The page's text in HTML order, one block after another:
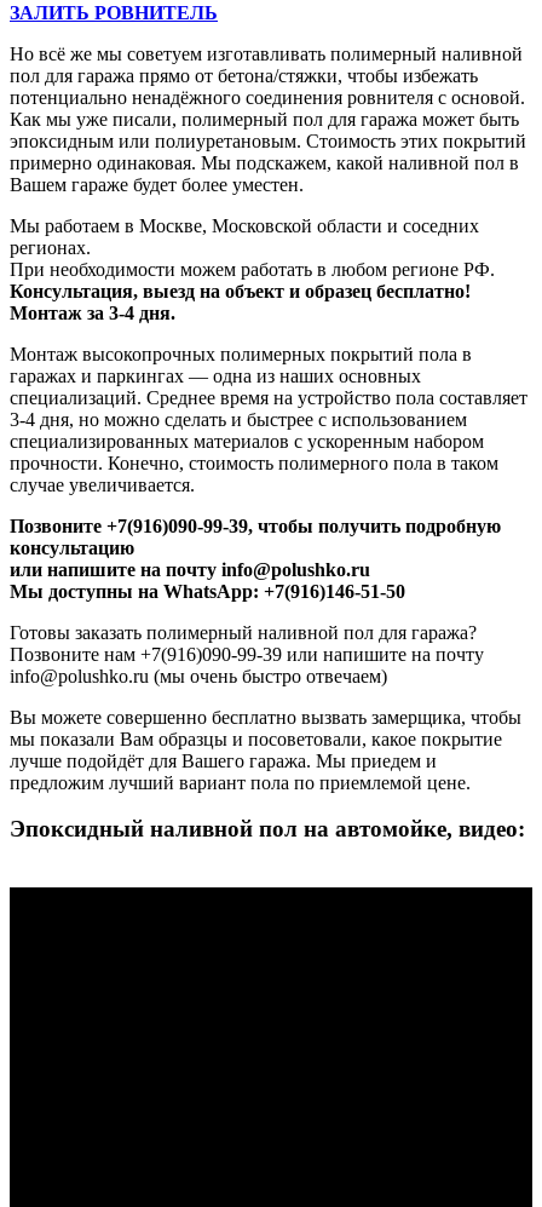
ЗАЛИТЬ РОВНИТЕЛЬ
Но всё же мы советуем изготавливать полимерный наливной
пол для гаража прямо от бетона/стяжки, чтобы избежать
потенциально ненадёжного соединения ровнителя с основой.
Как мы уже писали, полимерный пол для гаража может быть
эпоксидным или полиуретановым. Стоимость этих покрытий
примерно одинаковая. Мы подскажем, какой наливной пол в
Вашем гараже будет более уместен.
Мы работаем в Москве, Московской области и соседних
регионах.
При необходимости можем работать в любом регионе РФ.
Консультация, выезд на объект и образец бесплатно!
Монтаж за 3-4 дня.
Монтаж высокопрочных полимерных покрытий пола в
гаражах и паркингах — одна из наших основных
специализаций. Среднее время на устройство пола составляет
3-4 дня, но можно сделать и быстрее с использованием
специализированных материалов с ускоренным набором
прочности. Конечно, стоимость полимерного пола в таком
случае увеличивается.
Позвоните +7(916)090-99-39, чтобы получить подробную
консультацию
или напишите на почту info@polushko.ru
Мы доступны на WhatsApp: +7(916)146-51-50
Готовы заказать полимерный наливной пол для гаража?
Позвоните нам +7(916)090-99-39 или напишите на почту
info@polushko.ru (мы очень быстро отвечаем)
Вы можете совершенно бесплатно вызвать замерщика, чтобы
мы показали Вам образцы и посоветовали, какое покрытие
лучше подойдёт для Вашего гаража. Мы приедем и
предложим лучший вариант пола по приемлемой цене.
Эпоксидный наливной пол на автомойке, видео: